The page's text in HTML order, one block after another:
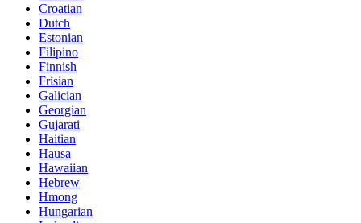
Croatian
Dutch
Estonian
Filipino
Finnish
Frisian
Galician
Georgian
Gujarati
Haitian
Hausa
Hawaiian
Hebrew
Hmong
Hungarian